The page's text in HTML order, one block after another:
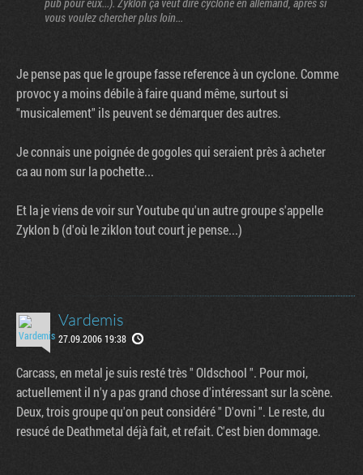
vous voulez chercher plus loin...
Je pense pas que le groupe fasse reference à un cyclone. Comme
provoc y a moins débile à faire quand même, surtout si
"musicalement" ils peuvent se démarquer des autres.
Je connais une poignée de gogoles qui seraient près à acheter
ca au nom sur la pochette...
Et la je viens de voir sur Youtube qu'un autre groupe s'appelle
Zyklon b (d'où le ziklon tout court je pense...)
Vardemis
27.09.2006 19:38
Carcass, en metal je suis resté très " Oldschool ". Pour moi,
actuellement il n'y a pas grand chose d'intéressant sur la scène.
Deux, trois groupe qu'on peut considéré " D'ovni ". Le reste, du
resucé de Deathmetal déjà fait, et refait. C'est bien dommage.